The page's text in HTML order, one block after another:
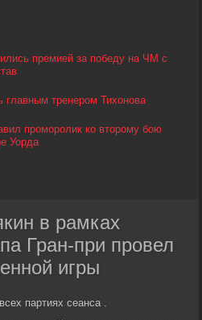
премией за победу на ЧМ с
главным тренером Тихонова
проморолик ко второму бою
Уорда
в рамках
Гран-при провел
игры
партиях сеанса .